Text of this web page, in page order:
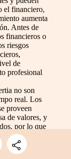
el financiero,
aumenta
Antes de
financieros o
riesgos
de
profesional
no son
real. Los
proveen
de valores, y
por lo que
en ningún
la actividad